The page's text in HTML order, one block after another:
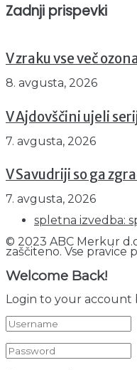
Zadnji prispevki
V zraku vse več
8. avgusta, 2026
V Ajdovščini ujeli
7. avgusta, 2026
V Savudriji so ga
7. avgusta, 2026
spletna izvedba:
© 2023 ABC Merkur
zaščiteno. Vse pravice
Welcome Back!
Login to your account